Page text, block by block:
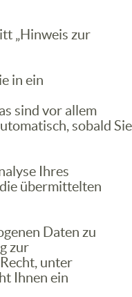
„Hinweis zur
in ein
sind vor allem
sobald Sie
Ihres
übermittelten
Daten zu
zur
unter
Ihnen ein